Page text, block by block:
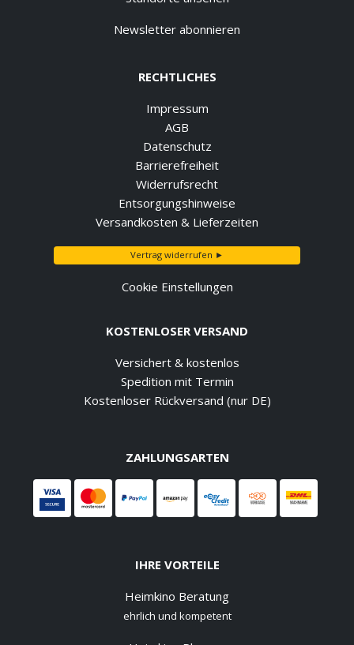
Newsletter abonnieren
RECHTLICHES
Impressum
AGB
Datenschutz
Barrierefreiheit
Widerrufsrecht
Entsorgungshinweise
Versandkosten & Lieferzeiten
Vertrag widerrufen ►
Cookie Einstellungen
KOSTENLOSER VERSAND
Versichert & kostenlos
Spedition mit Termin
Kostenloser Rückversand (nur DE)
ZAHLUNGSARTEN
IHRE VORTEILE
Heimkino Beratung
ehrlich und kompetent